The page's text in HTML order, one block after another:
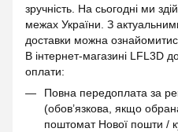
зручність. На сьогодні ми
межах України. З
доставки можна
В інтернет-магазині LFL3D
оплати:
Повна передоплата за
(обов’язкова, якщо
поштомат Нової пошти /